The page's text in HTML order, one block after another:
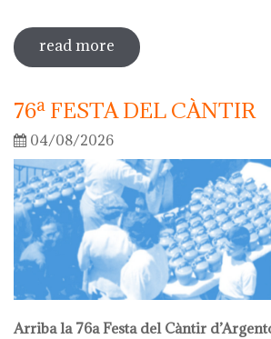
read more sobre presentació
d'artista
76ª FESTA DEL CÀNTIR
04/08/2026
Arriba la 76a Festa del Càntir